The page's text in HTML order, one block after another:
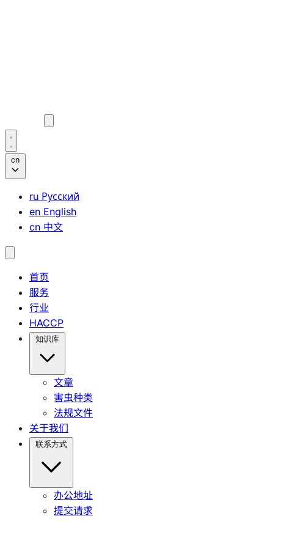
cn
ru Русский
en English
cn 中文
首页
服务
行业
HACCP
知识库
文章
害虫种类
法规文件
关于我们
联系方式
办公地址
提交请求